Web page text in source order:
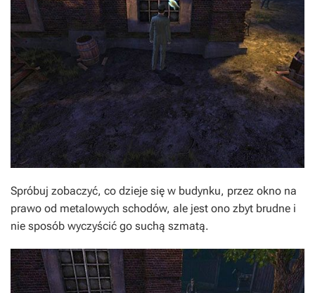
Spróbuj zobaczyć, co dzieje się w budynku, przez okno na
prawo od metalowych schodów, ale jest ono zbyt brudne i
nie sposób wyczyścić go suchą szmatą.